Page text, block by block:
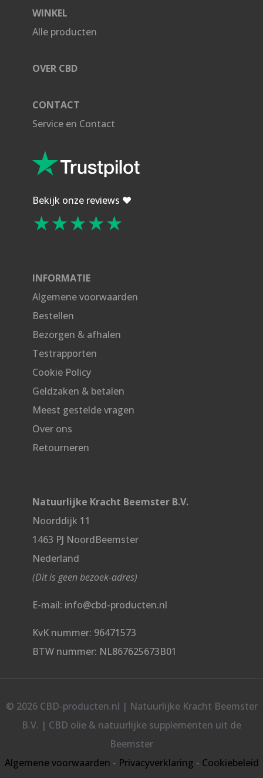
WINKEL
Alle producten
OVER CBD
CONTACT
Service en Contact
Bekijk onze reviews ❤️
★★★★★
INFORMATIE
Algemene voorwaarden
Bestellen
Bezorgen & afhalen
Testrapporten
Cookie Policy
Geldzaken & betalen
Meest gestelde vragen
Over ons
Retourneren
Natuurlijke Kracht Beemster B.V.
Noorddijk 11
1463 PJ NoordBeemster
Nederland
(Dit is geen bezoek-adres)
E-mail: info@cbd-producten.nl
KvK nummer: 96471573
BTW nummer: NL867625673B01
© 2026 CBD-producten.nl | Natuurlijke Kracht Beemster
B.V. | CBD olie & natuurlijke supplementen uit de
Beemster
Algemene voorwaarden - Privacyverklaring - Cookiebeleid